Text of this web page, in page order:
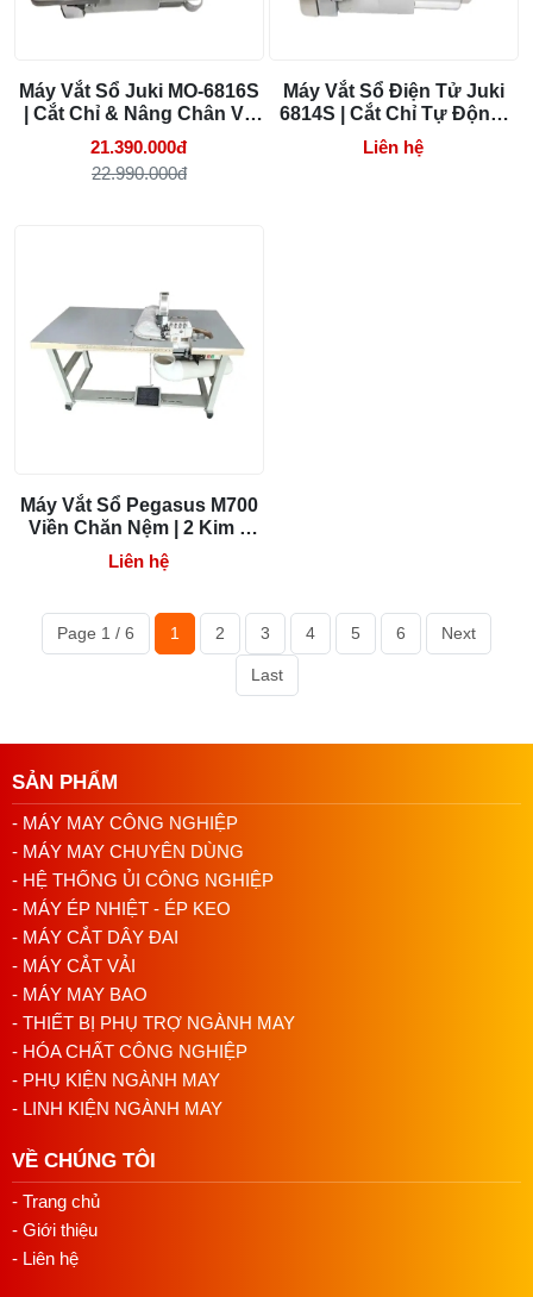
Máy Vắt Sổ Juki MO-6816S
| Cắt Chỉ & Nâng Chân Vịt
Tự Động
21.390.000đ
22.990.000đ
Máy Vắt Sổ Điện Tử Juki
6814S | Cắt Chỉ Tự Động,
Motor Liền Trục
Liên hệ
Máy Vắt Sổ Pegasus M700
Viền Chăn Nệm | 2 Kim 5
Chỉ, May Dày 2cm
Liên hệ
Page 1 / 6 1 2 3 4 5 6 Next
Last
SẢN PHẨM
- MÁY MAY CÔNG NGHIỆP
- MÁY MAY CHUYÊN DÙNG
- HỆ THỐNG ỦI CÔNG NGHIỆP
- MÁY ÉP NHIỆT - ÉP KEO
- MÁY CẮT DÂY ĐAI
- MÁY CẮT VẢI
- MÁY MAY BAO
- THIẾT BỊ PHỤ TRỢ NGÀNH MAY
- HÓA CHẤT CÔNG NGHIỆP
- PHỤ KIỆN NGÀNH MAY
- LINH KIỆN NGÀNH MAY
VỀ CHÚNG TÔI
- Trang chủ
- Giới thiệu
- Liên hệ